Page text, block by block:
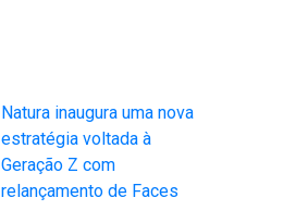
Natura inaugura uma nova
estratégia voltada à
Geração Z com
relançamento de Faces